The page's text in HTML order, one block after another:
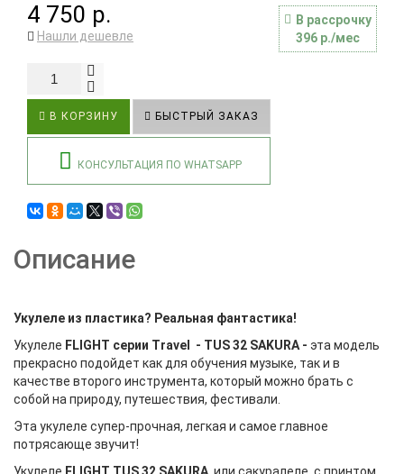
4 750 р.
В рассрочку
396 р./мес
Нашли дешевле
В КОРЗИНУ БЫСТРЫЙ ЗАКАЗ
КОНСУЛЬТАЦИЯ ПО WHATSAPP
Описание
Укулеле из пластика? Реальная фантастика!
Укулеле FLIGHT серии Travel - TUS 32 SAKURA - эта модель
прекрасно подойдет как для обучения музыке, так и в
качестве второго инструмента, который можно брать с
собой на природу, путешествия, фестивали.
Эта укулеле супер-прочная, легкая и самое главное
потрясающе звучит!